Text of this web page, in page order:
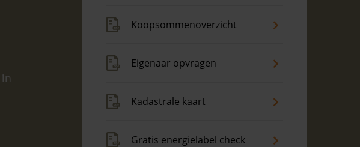
Koopsommenoverzicht
Eigenaar opvragen
Kadastrale kaart
Gratis energielabel check